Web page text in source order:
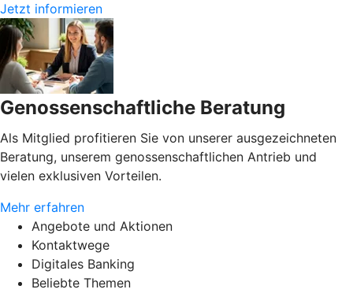
Jetzt informieren
Genossenschaftliche Beratung
Als Mitglied profitieren Sie von unserer ausgezeichneten
Beratung, unserem genossenschaftlichen Antrieb und
vielen exklusiven Vorteilen.
Mehr erfahren
Angebote und Aktionen
Kontaktwege
Digitales Banking
Beliebte Themen